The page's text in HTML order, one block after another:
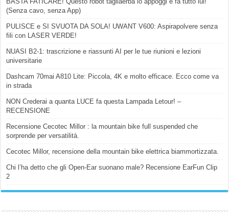
(Senza cavo, senza App)
PULISCE e SI SVUOTA DA SOLA! UWANT V600: Aspirapolvere senza
fili con LASER VERDE!
NUASI B2-1: trascrizione e riassunti AI per le tue riunioni e lezioni
universitarie
Dashcam 70mai A810 Lite: Piccola, 4K e molto efficace. Ecco come va
in strada
NON Crederai a quanta LUCE fa questa Lampada Letour! –
RECENSIONE
Recensione Cecotec Millor : la mountain bike full suspended che
sorprende per versatilità.
Cecotec Millor, recensione della mountain bike elettrica biammortizzata.
Chi l’ha detto che gli Open-Ear suonano male? Recensione EarFun Clip
2